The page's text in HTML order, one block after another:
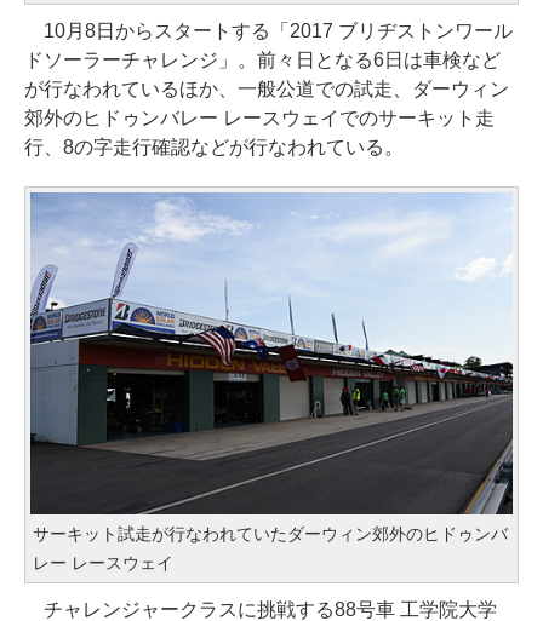
10月8日からスタートする「2017 ブリヂストンワール
ドソーラーチャレンジ」。前々日となる6日は車検など
が行なわれているほか、一般公道での試走、ダーウィン
郊外のヒドゥンバレー レースウェイでのサーキット走
行、8の字走行確認などが行なわれている。
サーキット試走が行なわれていたダーウィン郊外のヒドゥンバ
レー レースウェイ
チャレンジャークラスに挑戦する88号車 工学院大学